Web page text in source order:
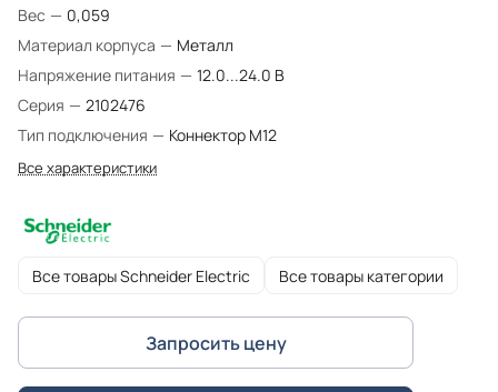
Вес — 0,059
Материал корпуса — Металл
Напряжение питания — 12.0...24.0 В
Серия — 2102476
Тип подключения — Коннектор М12
Все характеристики
Все товары Schneider Electric Все товары категории
Запросить цену